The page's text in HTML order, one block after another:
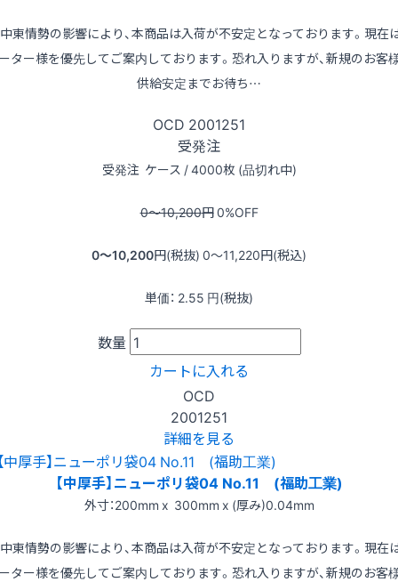
東情勢の影響により、本商品は入荷が不安定となっております。現在
ター様を優先してご案内しております。恐れ入りますが、新規のお客
供給安定までお待ち…
OCD 2001251
受発注
受発注 ケース / 4000枚 (品切れ中)
0〜10,200円0%OFF
0〜10,200円(税抜) 0〜11,220円(税込)
単価： 2.55 円(税抜)
数量
カートに入れる
OCD
2001251
詳細を見る
【中厚手】ニューポリ袋04 No.11 (福助工業)
外寸：200mm x 300mm x (厚み)0.04mm
東情勢の影響により、本商品は入荷が不安定となっております。現在
ター様を優先してご案内しております。恐れ入りますが、新規のお客